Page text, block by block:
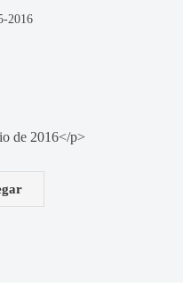
2016
de 2016</p>